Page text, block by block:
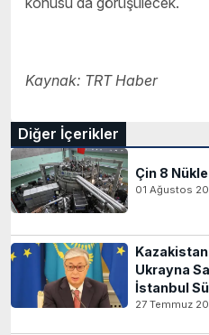
Kaynak: TRT Haber
Diğer İçerikler
Çin 8
01 Ağustos
Kazakistan
Ukrayna
İstanbul
27 Temmuz